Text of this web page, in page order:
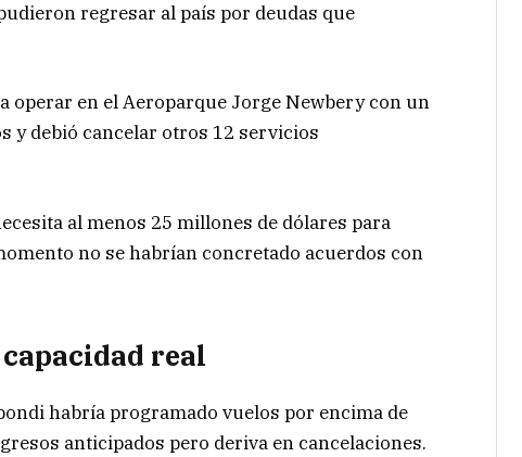
regresar al país por deudas que
operar en el Aeroparque Jorge Newbery con un
y debió cancelar otros 12 servicios
al menos 25 millones de dólares para
no se habrían concretado acuerdos con
real
habría programado vuelos por encima de
anticipados pero deriva en cancelaciones.